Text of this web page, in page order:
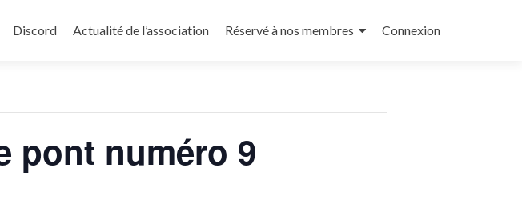
Discord Actualité de l’association Réservé à nos membres Connexion
pont numéro 9